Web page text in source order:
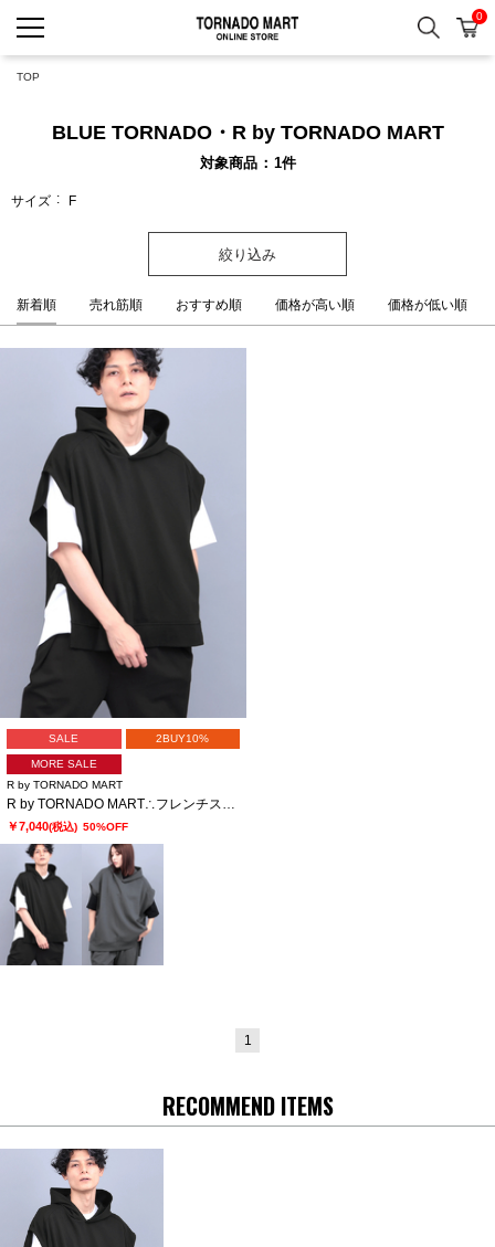
検索 カ
0
TOP
BLUE TORNADO・R by TORNADO MART
対象商品 1件
サイズ F
絞り込み
新着順 売れ筋順 おすすめ順 価格が高い順 価格が低い順
SALE 2BUY10%
MORE SALE
R by TORNADO MART
￥7,040(税込) 50%OFF
1
RECOMMEND ITEMS